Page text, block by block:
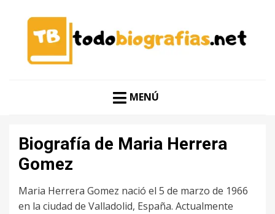
TODO BIOGRAFÍAS
MENÚ
Biografía de Maria Herrera
Gomez
Maria Herrera Gomez nació el 5 de marzo de 1966
en la ciudad de Valladolid, España. Actualmente